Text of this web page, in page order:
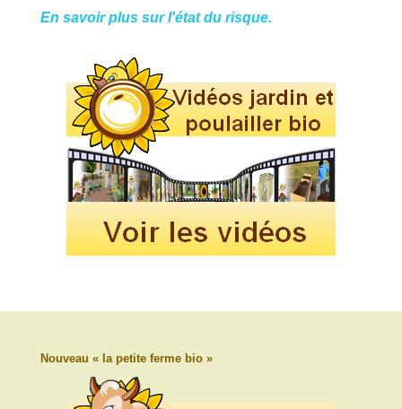
En savoir plus sur l'état du risque.
Nouveau « la petite ferme bio »